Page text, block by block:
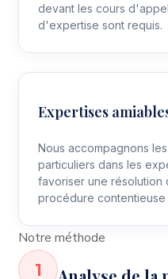
devant les cours
d'expertise sont requis.
Expertises
Nous accompagnons
particuliers dans les
favoriser une résolution
procédure
Notre méthode
1